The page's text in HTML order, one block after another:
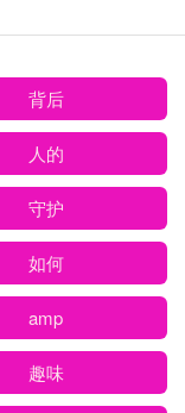
背后
人的
守护
如何
amp
趣味